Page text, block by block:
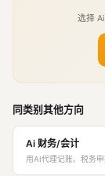
选择
同类别其他方向
Ai 财务/会计
用AI代理记账、税务